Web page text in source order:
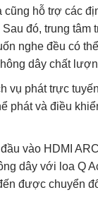
hỗ trợ các
đó, trung
nghe đều có
dây chất
vụ phát trực
phát và điều
vào HDMI
dây với loa Q
được chuyển